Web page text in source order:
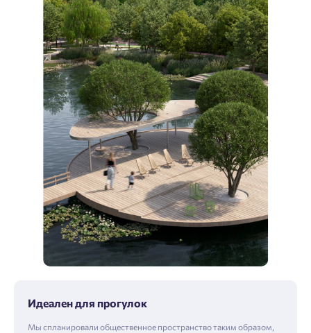
Идеален для прогулок
Мы спланировали общественное пространство таким образом,